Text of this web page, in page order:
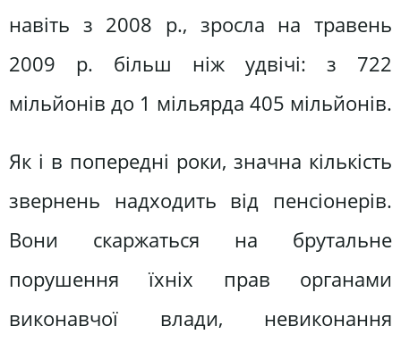
навіть з 2008 р., зросла на травень
2009 р. більш ніж удвічі: з 722
мільйонів до 1 мільярда 405 мільйонів.
Як і в попередні роки, значна кількість
звернень надходить від пенсіонерів.
Вони скаржаться на брутальне
порушення їхніх прав органами
виконавчої влади, невиконання